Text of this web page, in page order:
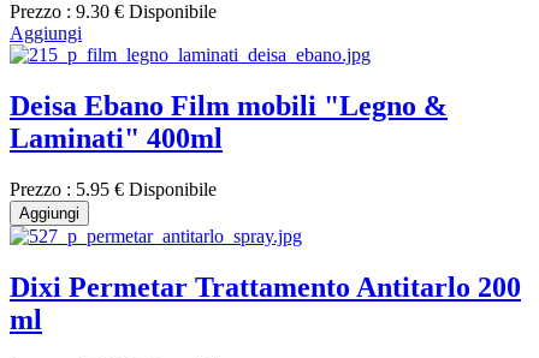
Prezzo : 9.30 € Disponibile
Aggiungi
Deisa Ebano Film mobili "Legno &
Laminati" 400ml
Prezzo : 5.95 € Disponibile
Aggiungi
Dixi Permetar Trattamento Antitarlo 200
ml